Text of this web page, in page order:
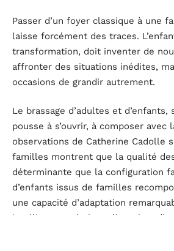
Passer d’un foyer classique à une
laisse forcément des traces.
transformation, doit inventer de
affronter des situations inédites,
occasions de grandir autrement.
Le brassage d’adultes et d’enfants,
pousse à s’ouvrir, à composer avec
observations de Catherine Cadolle
familles montrent que la qualité
déterminante que la configuration
d’enfants issus de familles
une capacité d’adaptation
intelligence relationnelle qui se